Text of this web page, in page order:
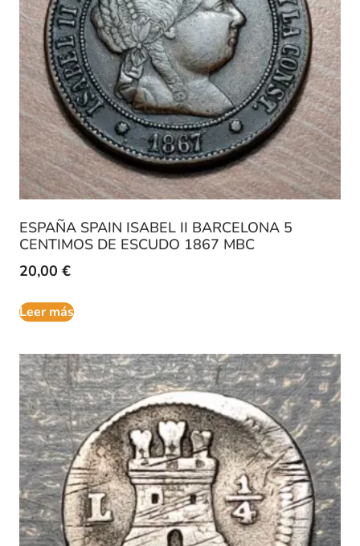
ESPAÑA SPAIN ISABEL II BARCELONA 5
CENTIMOS DE ESCUDO 1867 MBC
20,00 €
Leer más